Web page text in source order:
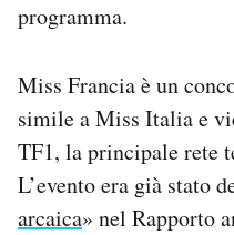
programma.
Miss Francia è un
simile a Miss Italia e
TF1, la principale rete
L’evento era già stato
arcaica» nel Rapporto